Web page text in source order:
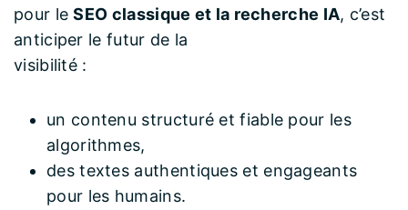
pour leSEO classique et la recherche IA, c’est
anticiper le futur de la
visibilité :
un contenu structuré et fiable pour les
algorithmes,
des textes authentiques et engageants
pour les humains.